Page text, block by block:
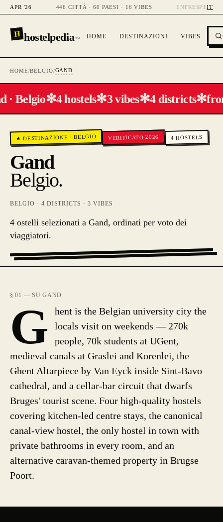
APR '26 446 CITTÀ · 60 PAESI · 16 VIBES EN FR ESPTIT
H hostelpedia™ HOME DESTINAZIONI VIBES
HOME/BELGIO/GAND
· Belgio✻4 hostels✻3 vibes✻4 districts✻
★ DESTINAZIONE ·BELGIO VERIFICATO 2026 4 HOSTELS
Gand
Belgio.
BELGIO · 4 DISTRICTS ·3 VIBES
4 ostelli selezionati a Gand, ordinati per voto dei
viaggiatori.
§ 01 — SU GAND
G
hent is the Belgian university city the
locals visit on weekends — 270k
people, 70k students at UGent,
medieval canals at Graslei and Korenlei, the
Ghent Altarpiece by Van Eyck inside Sint-Bavo
cathedral, and a cellar-bar circuit that dwarfs
Bruges' tourist scene. Four high-quality hostels
covering kitchen-led centre stays, the canonical
canal-view hostel, the only hostel in town with
private bathrooms in every room, and an
alternative caravan-themed property in Brugse
Poort.